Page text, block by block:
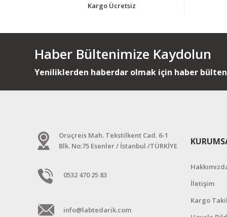
Kargo Ücretsiz
Haber Bültenimize Kaydolun
Yeniliklerden haberdar olmak için haber
Oruçreis Mah. Tekstilkent Cad. 6-1
Blk. No:75 Esenler / İstanbul /TÜRKİYE
0532 470 25 83
info@labtedarik.com
İletişim
Kargo